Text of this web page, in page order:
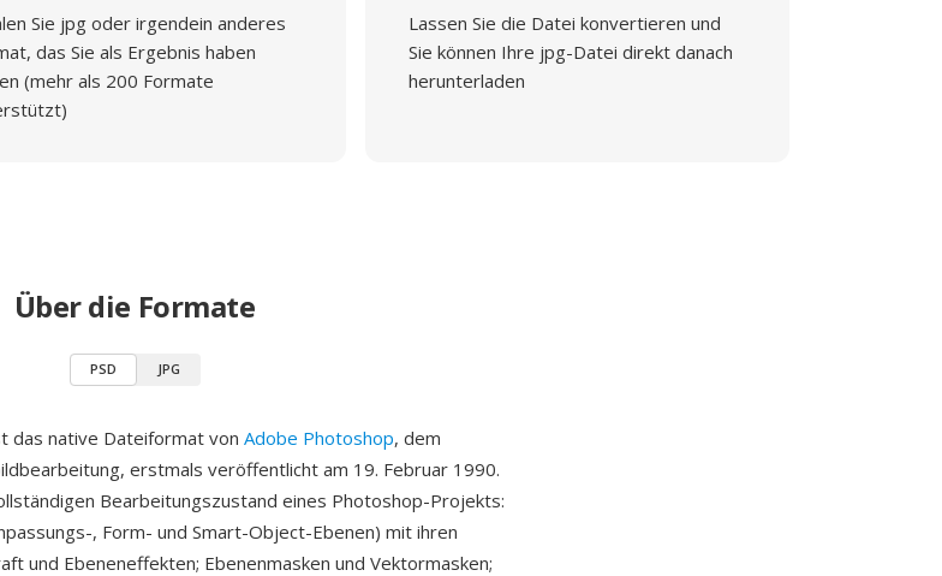
Sie jpg oder irgendein anderes
das Sie als Ergebnis haben
(mehr als 200 Formate
Lassen Sie die Datei konvertieren und
Sie können Ihre jpg-Datei direkt danach
herunterladen
Über die Formate
PSD JPG
das native Dateiformat von Adobe Photoshop, dem
erstmals veröffentlicht am 19. Februar 1990.
Bearbeitungszustand eines Photoshop-Projekts:
, Form- und Smart-Object-Ebenen) mit ihren
und Ebeneneffekten; Ebenenmasken und Vektormasken;